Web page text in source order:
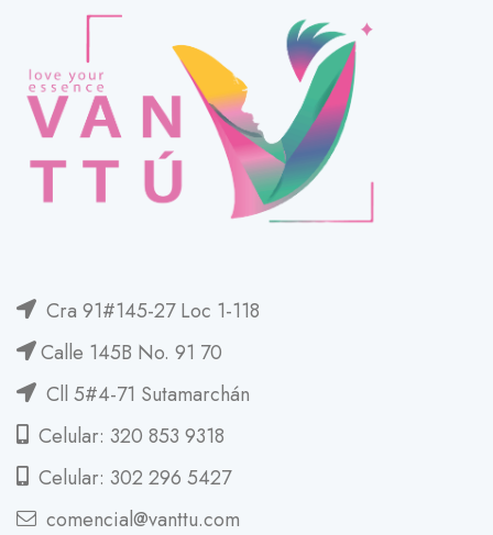
Cra 91#145-27 Loc 1-118
Calle 145B No. 91 70
Cll 5#4-71 Sutamarchán
Celular: 320 853 9318
Celular: 302 296 5427
comencial@vanttu.com